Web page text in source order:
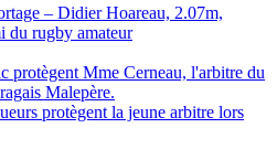
– Didier Hoareau, 2.07m,
du rugby amateur
protègent la jeune arbitre lors